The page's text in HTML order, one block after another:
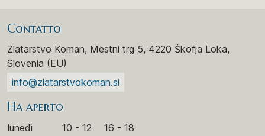
Contatto
Zlatarstvo Koman, Mestni trg 5, 4220 Škofja Loka,
Slovenia (EU)
info@zlatarstvokoman.si
Ha aperto
lunedì 10 - 12
16 - 18